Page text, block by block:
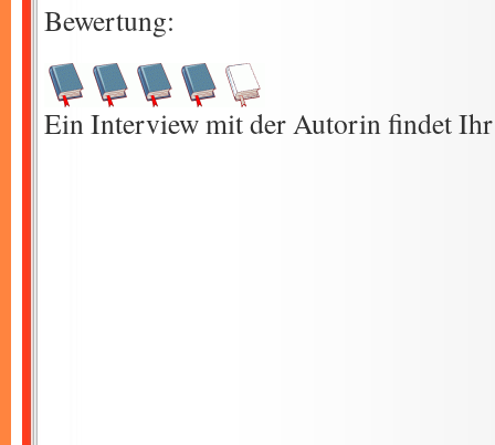
Bewertung:
Ein Interview mit der Autorin findet